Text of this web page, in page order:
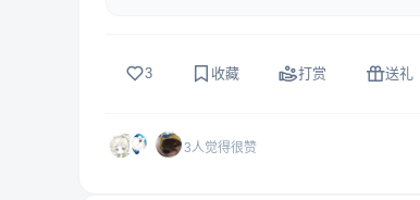
3 收藏 打赏 送礼
3人觉得很赞